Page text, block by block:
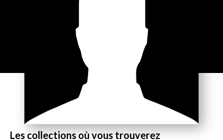
Les collections où vous trouverez